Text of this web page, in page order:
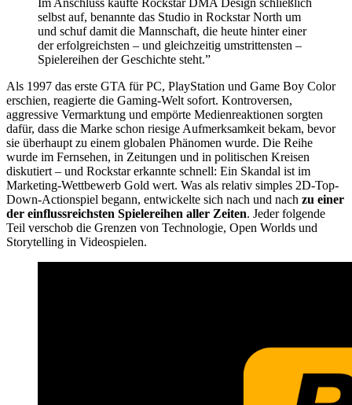
selbst auf, benannte das Studio in Rockstar North um
und schuf damit die Mannschaft, die heute hinter einer
der erfolgreichsten – und gleichzeitig umstrittensten –
Spielereihen der Geschichte steht.”
Als 1997 das erste GTA für PC, PlayStation und Game Boy Color
erschien, reagierte die Gaming-Welt sofort. Kontroversen,
aggressive Vermarktung und empörte Medienreaktionen sorgten
dafür, dass die Marke schon riesige Aufmerksamkeit bekam, bevor
sie überhaupt zu einem globalen Phänomen wurde. Die Reihe
wurde im Fernsehen, in Zeitungen und in politischen Kreisen
diskutiert – und Rockstar erkannte schnell: Ein Skandal ist im
Marketing-Wettbewerb Gold wert. Was als relativ simples 2D-Top-
Down-Actionspiel begann, entwickelte sich nach und nach zu einer
der einflussreichsten Spielereihen aller Zeiten. Jeder folgende
Teil verschob die Grenzen von Technologie, Open Worlds und
Storytelling in Videospielen.